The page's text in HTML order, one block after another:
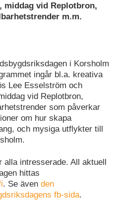
middag vid Replotbron,
m.m.
i Korsholm
ingår bl.a. kreativa
Lee Esselström och
vid Replotbron,
som påverkar
om hur skapa
och mysiga utflykter till
alla intresserade. All aktuell
hittas
. Se även den
fb-sida.